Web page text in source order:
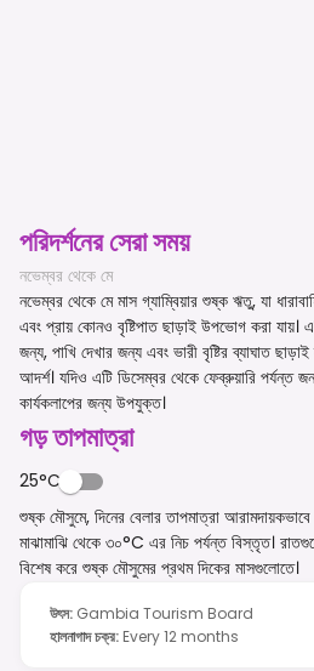
পরিদর্শনের সেরা সময়
নভেম্বর থেকে মে
নভেম্বর থেকে মে মাস গ্যাম্বিয়ার শুষ্ক ঋতু, যা
এবং প্রায় কোনও বৃষ্টিপাত ছাড়াই উপভোগ করা যায়।
জন্য, পাখি দেখার জন্য এবং ভারী বৃষ্টির ব্যাঘাত
আদর্শ। যদিও এটি ডিসেম্বর থেকে ফেব্রুয়ারি পর্যন্ত
কার্যকলাপের জন্য উপযুক্ত।
গড় তাপমাত্রা
25°C
শুষ্ক মৌসুমে, দিনের বেলার তাপমাত্রা
মাঝামাঝি থেকে ৩০°C এর নিচ পর্যন্ত বিস্তৃত।
বিশেষ করে শুষ্ক মৌসুমের প্রথম দিকের মাসগুলোতে।
উৎস: Gambia Tourism Board
হালনাগাদ চক্র: Every 12 months